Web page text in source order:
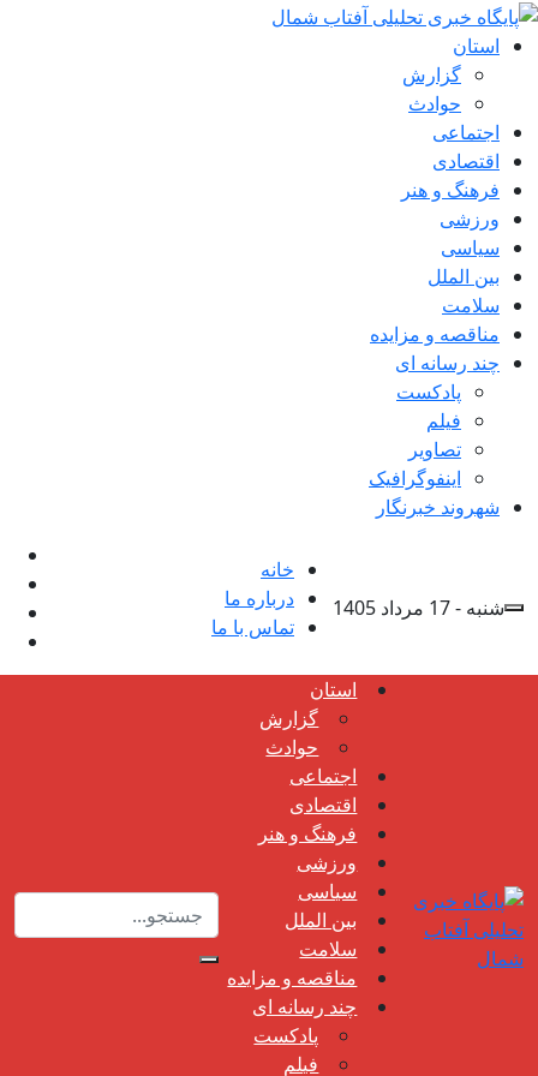
استان
گزارش
حوادث
اجتماعی
اقتصادی
فرهنگ و هنر
ورزشی
سیاسی
بین الملل
سلامت
مناقصه و مزایده
چند رسانه ای
پادکست
فیلم
تصاویر
اینفوگرافیک
شهروند خبرنگار
شنبه - 17 مرداد 1405
خانه
درباره ما
تماس با ما
استان
گزارش
حوادث
اجتماعی
اقتصادی
فرهنگ و هنر
ورزشی
سیاسی
بین الملل
سلامت
مناقصه و مزایده
چند رسانه ای
پادکست
فیلم